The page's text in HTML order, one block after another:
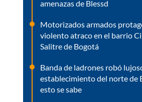
amenazas de Blessd
Motorizados armados
violento atraco en el barrio
Salitre de Bogotá
Banda de ladrones robó
establecimiento del norte de
esto se sabe